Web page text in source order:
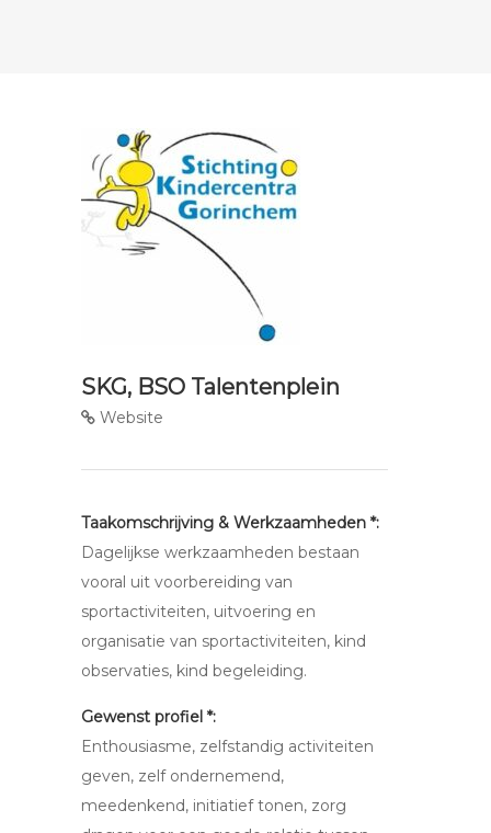
SKG, BSO Talentenplein
Website
Taakomschrijving & Werkzaamheden *:
Dagelijkse werkzaamheden bestaan
vooral uit voorbereiding van
sportactiviteiten, uitvoering en
organisatie van sportactiviteiten, kind
observaties, kind begeleiding.
Gewenst profiel *:
Enthousiasme, zelfstandig activiteiten
geven, zelf ondernemend,
meedenkend, initiatief tonen, zorg